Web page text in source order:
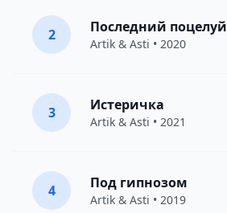
2 Последний поцелуй
Artik & Asti • 2020
3 Истеричка
Artik & Asti • 2021
4 Под гипнозом
Artik & Asti • 2019